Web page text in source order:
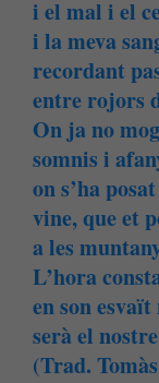
i el mal i el
i la meva
recordant
entre rojors
On ja no
somnis i
on s’ha
vine, que et
a les
L’hora
en son
serà el
(Trad.